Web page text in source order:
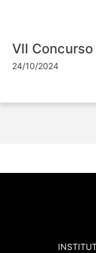
VII
24/10/2024